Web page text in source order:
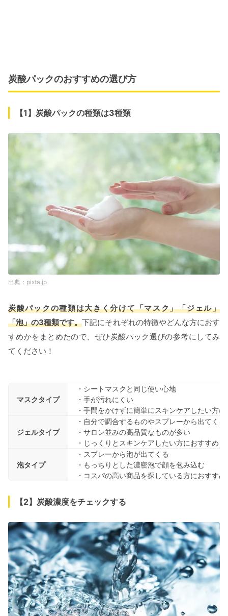
炭酸パックのおすすめの選び方
【1】炭酸パックの種類は3種類
pixta.jp
炭酸パックの種類は大きく分けて「マスク」「ジェル」
「泡」の3種類です。下記にそれぞれの特徴やどんな方におす
すめかをまとめたので、ぜひ炭酸パック選びの参考にしてみ
てください！
マスクタイプ
・シートマスクと同じ使い心地
・手が汚れにくい
・手間をかけずに簡単にスキンケアしたい方
ジェルタイプ
・自分で調合するものやスプレーから出てく
・サロン並みの高品質なものが多い
・じっくりとスキンケアしたい方におすすめ
泡タイプ
・スプレーから泡が出てくる
・もっちりとした濃密泡で顔を包み込む
・コスパの高い商品を探している方におすすめ
【2】炭酸濃度をチェックする